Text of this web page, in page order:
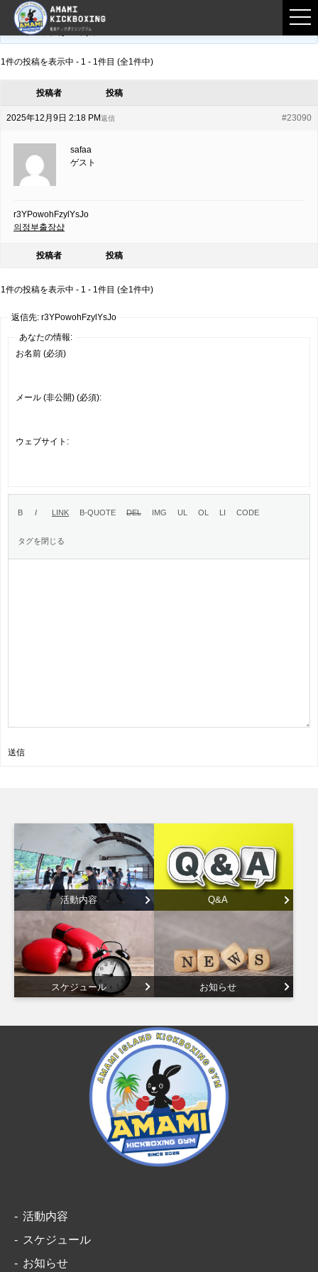
フロントページ › フォーラム
このトピックは空です。
1件の投稿を表示中 - 1 - 1件目 (全1件中)
投稿者 投稿
2025年12月9日 2:18 PM #23090
返信
safaa
ゲスト
r3YPowohFzylYsJo
의정부출장샵
投稿者 投稿
1件の投稿を表示中 - 1 - 1件目 (全1件中)
返信先: r3YPowohFzylYsJo
あなたの情報:
お名前 (必須)
メール (非公開) (必須):
ウェブサイト:
送信
活動内容 Q&A
スケジュール お知らせ
活動内容
スケジュール
お知らせ